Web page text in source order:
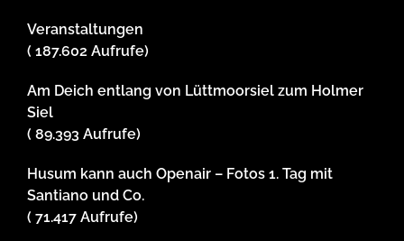
Veranstaltungen
( 187.602 Aufrufe)
Am Deich entlang von Lüttmoorsiel zum Holmer
Siel
( 89.393 Aufrufe)
Husum kann auch Openair – Fotos 1. Tag mit
Santiano und Co.
( 71.417 Aufrufe)